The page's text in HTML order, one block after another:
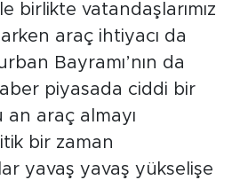
birlikte vatandaşlarımız
araç ihtiyacı da
Bayramı’nın da
piyasada ciddi bir
araç almayı
bir zaman
yavaş yavaş yükselişe